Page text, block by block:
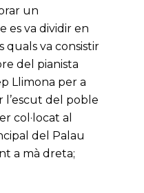
un
es va dividir en
quals va consistir
del pianista
Llimona per a
l’escut del poble
col·locat al
del Palau
a mà dreta;